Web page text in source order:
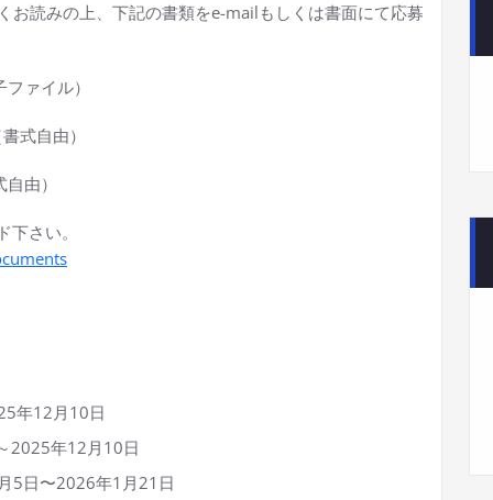
お読みの上、下記の書類をe-mailもしくは書面にて応募
ァイル）
式自由）
由）
さい。
年12月10日
2025年12月10日
5日〜2026年1月21日